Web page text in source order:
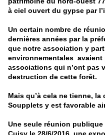
à ciel ouvert du gypse par
Un certain nombre de
dernières années par la
que notre association y
environnementales avaient
associations qui n’ont pas
destruction de cette forêt.
Mais qu’à cela ne tienne, la
Soupplets y est favorable
Une seule réunion publique